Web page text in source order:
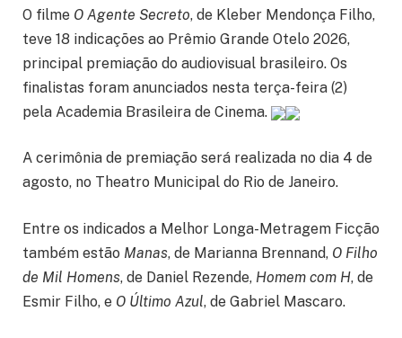
O filme O Agente Secreto, de Kleber Mendonça Filho,
teve 18 indicações ao Prêmio Grande Otelo 2026,
principal premiação do audiovisual brasileiro. Os
finalistas foram anunciados nesta terça-feira (2)
pela Academia Brasileira de Cinema.
A cerimônia de premiação será realizada no dia 4 de
agosto, no Theatro Municipal do Rio de Janeiro.
Entre os indicados a Melhor Longa-Metragem Ficção
também estão Manas, de Marianna Brennand, O Filho
de Mil Homens, de Daniel Rezende, Homem com H, de
Esmir Filho, e O Último Azul, de Gabriel Mascaro.